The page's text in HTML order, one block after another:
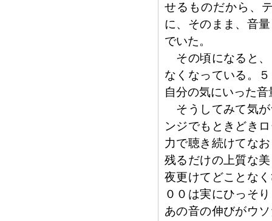
せるものだから、
に、そのまま、音
でいた。
その頃になると、
なくなっている。
自分の気にいった
そうしてみて気が
ンジでもときどき
力で聴き続けてな
残るだけの上質な
夜更けてどことな
００は実にひっそ
あの音の伸びがウ